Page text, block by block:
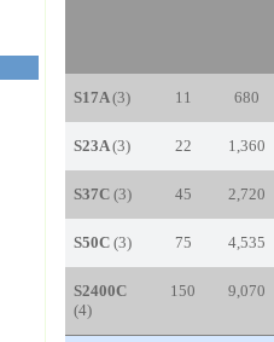
S17A(3) 11 680
S23A(3) 22 1,360
S37C(3) 45 2,720
S50C(3) 75 4,535
S2400C
(4)
150 9,070